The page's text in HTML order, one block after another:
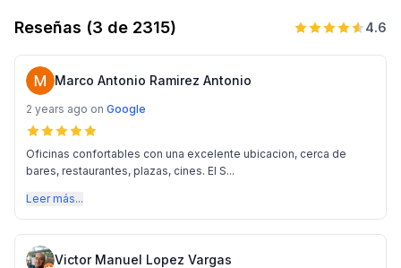
Reseñas (3 de 2315) 4.6
Marco Antonio Ramirez Antonio
2 years ago on Google
Oficinas confortables con una excelente ubicacion, cerca de
bares, restaurantes, plazas, cines. El S...
Leer más...
Victor Manuel Lopez Vargas